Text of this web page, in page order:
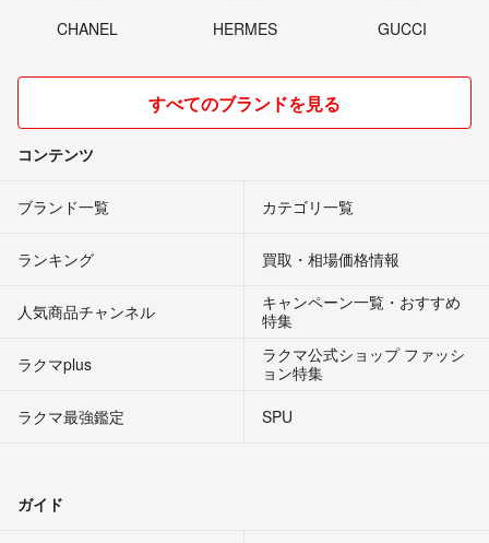
CHANEL HERMES GUCCI
すべてのブランドを見る
コンテンツ
ブランド一覧 カテゴリ一覧
ランキング 買取・相場価格情報
人気商品チャンネル
キャンペーン一覧・おすすめ
特集
ラクマplus
ラクマ公式ショップ ファッシ
ョン特集
ラクマ最強鑑定
SPU
ガイド